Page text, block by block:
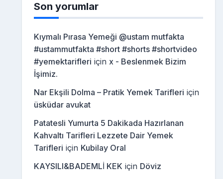
Son yorumlar
Kıymalı Pırasa Yemeği @ustam mutfakta
#ustammutfakta #short #shorts #shortvideo
#yemektarifleri için x - Beslenmek Bizim
İşimiz.
Nar Ekşili Dolma – Pratik Yemek Tarifleri için
üsküdar avukat
Patatesli Yumurta 5 Dakikada Hazırlanan
Kahvaltı Tarifleri Lezzete Dair Yemek
Tarifleri için Kubilay Oral
KAYSILI&BADEMLİ KEK için Döviz